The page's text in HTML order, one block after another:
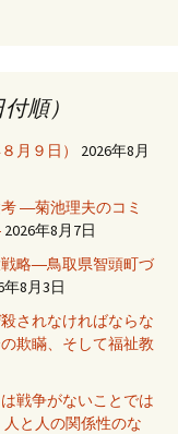
順）
月９日）
2026年8月
―菊池理夫のコミ
2026年8月7日
略―鳥取県智頭町づ
年8月3日
されなければならな
欺瞞、そして福祉教
戦争がないことでは
と人の関係性のな